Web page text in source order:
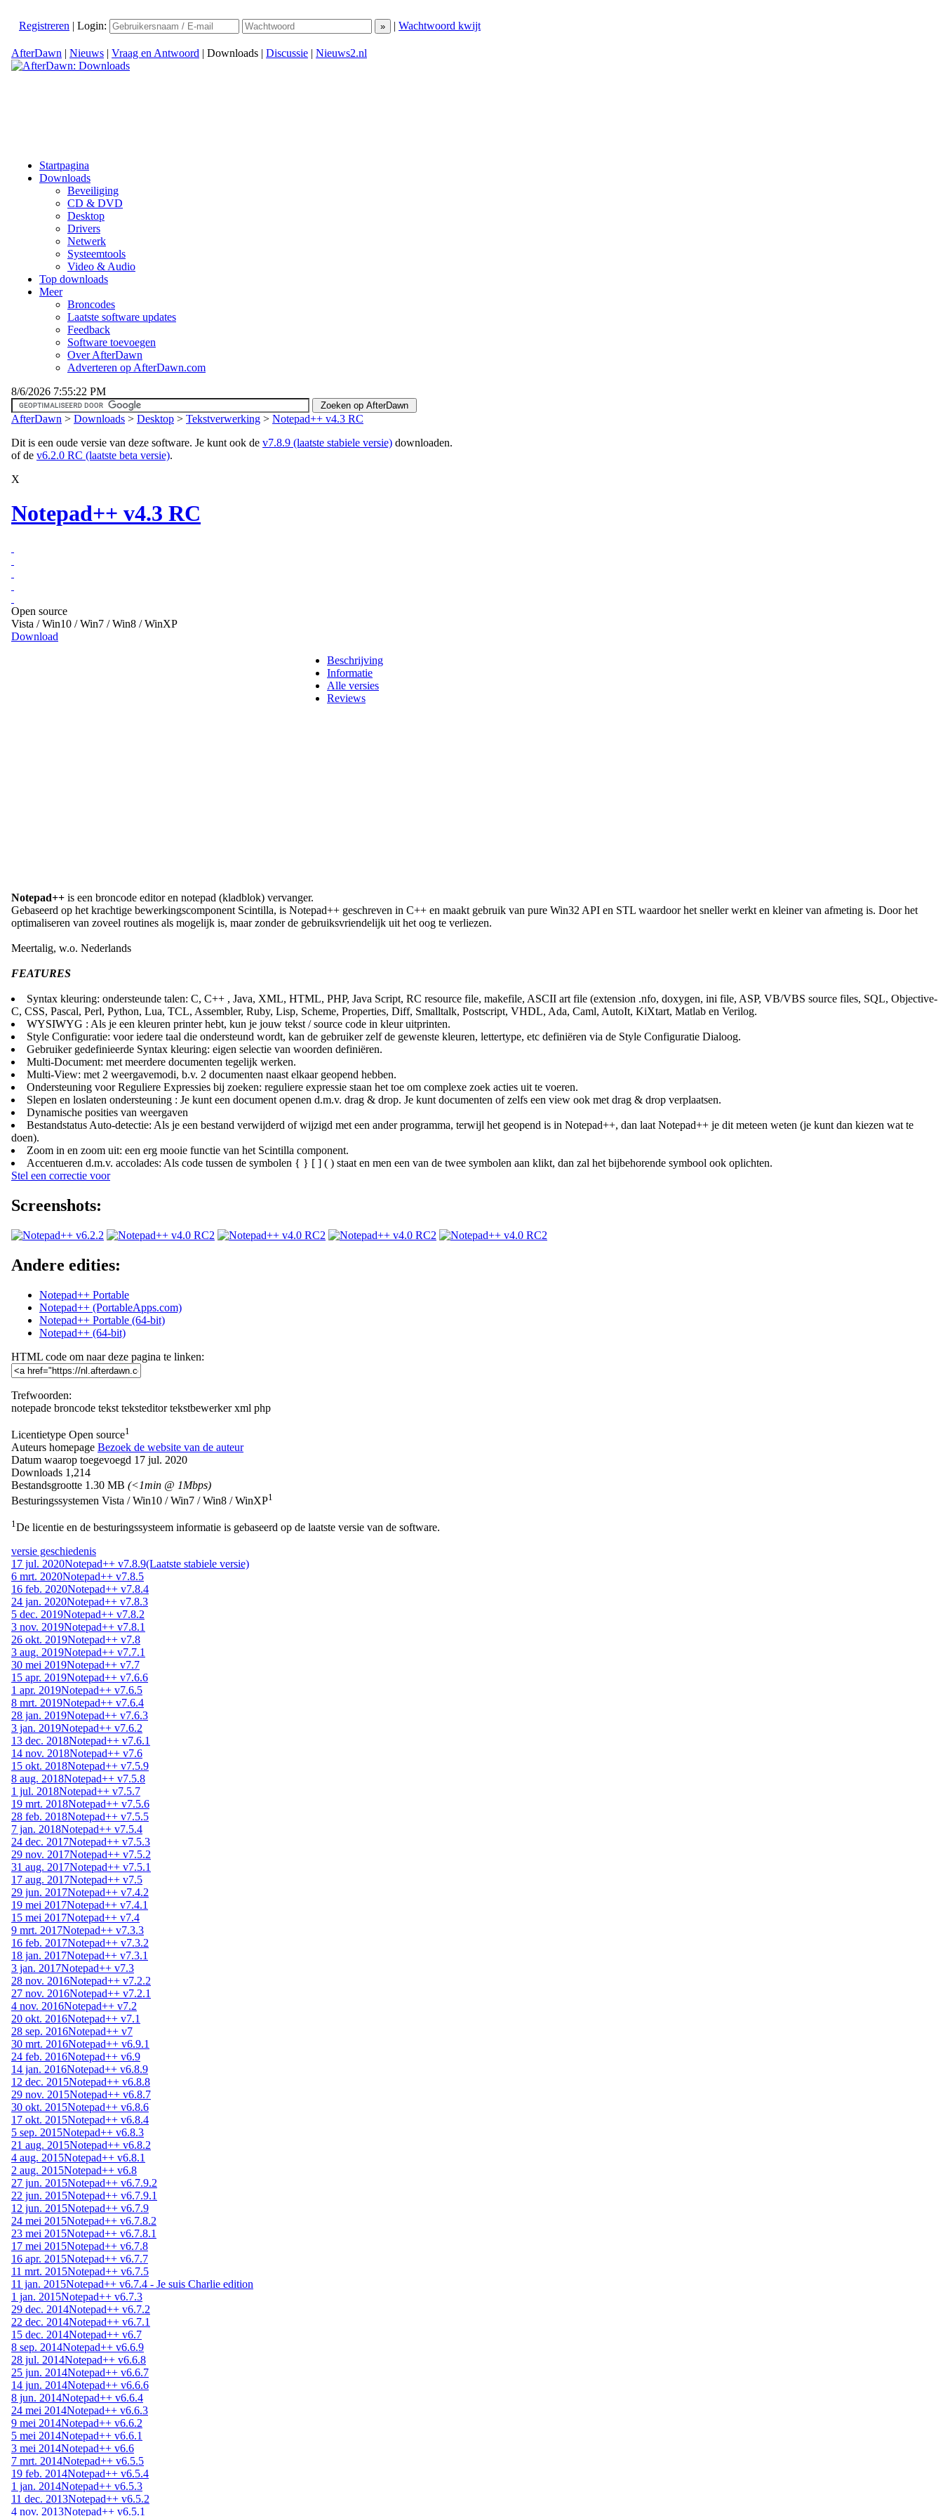
Registreren | Login: | Wachtwoord kwijt
AfterDawn | Nieuws | Vraag en Antwoord | Downloads | Discussie | Nieuws2.nl
Startpagina
Downloads
Beveiliging
CD & DVD
Desktop
Drivers
Netwerk
Systeemtools
Video & Audio
Top downloads
Meer
Broncodes
Laatste software updates
Feedback
Software toevoegen
Over AfterDawn
Adverteren op AfterDawn.com
8/6/2026 7:55:22 PM
AfterDawn > Downloads > Desktop > Tekstverwerking > Notepad++ v4.3 RC
Dit is een oude versie van deze software. Je kunt ook de v7.8.9 (laatste stabiele versie) downloaden.
of de v6.2.0 RC (laatste beta versie).
X
Notepad++ v4.3 RC
Open source
Vista / Win10 / Win7 / Win8 / WinXP
Download
Beschrijving
Informatie
Alle versies
Reviews
Notepad++ is een broncode editor en notepad (kladblok) vervanger.
Gebaseerd op het krachtige bewerkingscomponent Scintilla, is Notepad++ geschreven in C++ en maakt gebruik van pure Win32 API en STL waardoor het sneller werkt en kleiner van afmeting is. Door het
optimaliseren van zoveel routines als mogelijk is, maar zonder de gebruiksvriendelijk uit het oog te verliezen.
Meertalig, w.o. Nederlands
FEATURES
Syntax kleuring: ondersteunde talen: C, C++ , Java, XML, HTML, PHP, Java Script, RC resource file, makefile, ASCII art file (extension .nfo, doxygen, ini file, ASP, VB/VBS source files, SQL, Objective-
C, CSS, Pascal, Perl, Python, Lua, TCL, Assembler, Ruby, Lisp, Scheme, Properties, Diff, Smalltalk, Postscript, VHDL, Ada, Caml, AutoIt, KiXtart, Matlab en Verilog.
WYSIWYG : Als je een kleuren printer hebt, kun je jouw tekst / source code in kleur uitprinten.
Style Configuratie: voor iedere taal die ondersteund wordt, kan de gebruiker zelf de gewenste kleuren, lettertype, etc definiëren via de Style Configuratie Dialoog.
Gebruiker gedefinieerde Syntax kleuring: eigen selectie van woorden definiëren.
Multi-Document: met meerdere documenten tegelijk werken.
Multi-View: met 2 weergavemodi, b.v. 2 documenten naast elkaar geopend hebben.
Ondersteuning voor Reguliere Expressies bij zoeken: reguliere expressie staan het toe om complexe zoek acties uit te voeren.
Slepen en loslaten ondersteuning : Je kunt een document openen d.m.v. drag & drop. Je kunt documenten of zelfs een view ook met drag & drop verplaatsen.
Dynamische posities van weergaven
Bestandstatus Auto-detectie: Als je een bestand verwijderd of wijzigd met een ander programma, terwijl het geopend is in Notepad++, dan laat Notepad++ je dit meteen weten (je kunt dan kiezen wat te
doen).
Zoom in en zoom uit: een erg mooie functie van het Scintilla component.
Accentueren d.m.v. accolades: Als code tussen de symbolen { } [ ] ( ) staat en men een van de twee symbolen aan klikt, dan zal het bijbehorende symbool ook oplichten.
Stel een correctie voor
Screenshots:
Andere edities:
Notepad++ Portable
Notepad++ (PortableApps.com)
Notepad++ Portable (64-bit)
Notepad++ (64-bit)
HTML code om naar deze pagina te linken:
Trefwoorden:
notepade broncode tekst teksteditor tekstbewerker xml php
Licentietype Open source1
Auteurs homepage Bezoek de website van de auteur
Datum waarop toegevoegd 17 jul. 2020
Downloads 1,214
Bestandsgrootte 1.30 MB (<1min @ 1Mbps)
Besturingssystemen Vista / Win10 / Win7 / Win8 / WinXP1
1De licentie en de besturingssysteem informatie is gebaseerd op de laatste versie van de software.
versie geschiedenis
17 jul. 2020Notepad++ v7.8.9(Laatste stabiele versie)
6 mrt. 2020Notepad++ v7.8.5
16 feb. 2020Notepad++ v7.8.4
24 jan. 2020Notepad++ v7.8.3
5 dec. 2019Notepad++ v7.8.2
3 nov. 2019Notepad++ v7.8.1
26 okt. 2019Notepad++ v7.8
3 aug. 2019Notepad++ v7.7.1
30 mei 2019Notepad++ v7.7
15 apr. 2019Notepad++ v7.6.6
1 apr. 2019Notepad++ v7.6.5
8 mrt. 2019Notepad++ v7.6.4
28 jan. 2019Notepad++ v7.6.3
3 jan. 2019Notepad++ v7.6.2
13 dec. 2018Notepad++ v7.6.1
14 nov. 2018Notepad++ v7.6
15 okt. 2018Notepad++ v7.5.9
8 aug. 2018Notepad++ v7.5.8
1 jul. 2018Notepad++ v7.5.7
19 mrt. 2018Notepad++ v7.5.6
28 feb. 2018Notepad++ v7.5.5
7 jan. 2018Notepad++ v7.5.4
24 dec. 2017Notepad++ v7.5.3
29 nov. 2017Notepad++ v7.5.2
31 aug. 2017Notepad++ v7.5.1
17 aug. 2017Notepad++ v7.5
29 jun. 2017Notepad++ v7.4.2
19 mei 2017Notepad++ v7.4.1
15 mei 2017Notepad++ v7.4
9 mrt. 2017Notepad++ v7.3.3
16 feb. 2017Notepad++ v7.3.2
18 jan. 2017Notepad++ v7.3.1
3 jan. 2017Notepad++ v7.3
28 nov. 2016Notepad++ v7.2.2
27 nov. 2016Notepad++ v7.2.1
4 nov. 2016Notepad++ v7.2
20 okt. 2016Notepad++ v7.1
28 sep. 2016Notepad++ v7
30 mrt. 2016Notepad++ v6.9.1
24 feb. 2016Notepad++ v6.9
14 jan. 2016Notepad++ v6.8.9
12 dec. 2015Notepad++ v6.8.8
29 nov. 2015Notepad++ v6.8.7
30 okt. 2015Notepad++ v6.8.6
17 okt. 2015Notepad++ v6.8.4
5 sep. 2015Notepad++ v6.8.3
21 aug. 2015Notepad++ v6.8.2
4 aug. 2015Notepad++ v6.8.1
2 aug. 2015Notepad++ v6.8
27 jun. 2015Notepad++ v6.7.9.2
22 jun. 2015Notepad++ v6.7.9.1
12 jun. 2015Notepad++ v6.7.9
24 mei 2015Notepad++ v6.7.8.2
23 mei 2015Notepad++ v6.7.8.1
17 mei 2015Notepad++ v6.7.8
16 apr. 2015Notepad++ v6.7.7
11 mrt. 2015Notepad++ v6.7.5
11 jan. 2015Notepad++ v6.7.4 - Je suis Charlie edition
1 jan. 2015Notepad++ v6.7.3
29 dec. 2014Notepad++ v6.7.2
22 dec. 2014Notepad++ v6.7.1
15 dec. 2014Notepad++ v6.7
8 sep. 2014Notepad++ v6.6.9
28 jul. 2014Notepad++ v6.6.8
25 jun. 2014Notepad++ v6.6.7
14 jun. 2014Notepad++ v6.6.6
8 jun. 2014Notepad++ v6.6.4
24 mei 2014Notepad++ v6.6.3
9 mei 2014Notepad++ v6.6.2
5 mei 2014Notepad++ v6.6.1
3 mei 2014Notepad++ v6.6
7 mrt. 2014Notepad++ v6.5.5
19 feb. 2014Notepad++ v6.5.4
1 jan. 2014Notepad++ v6.5.3
11 dec. 2013Notepad++ v6.5.2
4 nov. 2013Notepad++ v6.5.1